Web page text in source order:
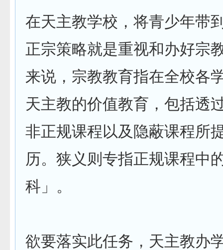
在天主教学校，将青少年带
正宗策略就是重视和办好宗
来说，宗教教育指在全校各
天主教的价值教育，包括透
非正规课程以及隐蔽课程所
历。狭义则专指正规课程中
科」。
欲要落实此任务，天主教办